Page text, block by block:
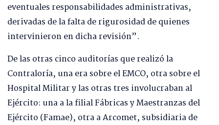
eventuales responsabilidades administrativas,
derivadas de la falta de rigurosidad de quienes
intervinieron en dicha revisión”.
De las otras cinco auditorías que realizó la
Contraloría, una era sobre el EMCO, otra sobre el
Hospital Militar y las otras tres involucraban al
Ejército: una a la filial Fábricas y Maestranzas del
Ejército (Famae), otra a Arcomet, subsidiaria de